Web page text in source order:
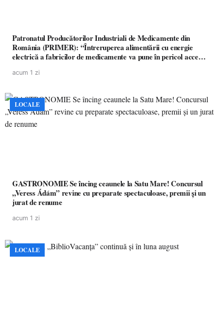
Patronatul Producătorilor Industriali de Medicamente din
România (PRIMER): “Întreruperea alimentării cu energie
electrică a fabricilor de medicamente va pune în pericol accesul
acum 1 zi
LOCALE
GASTRONOMIE Se încing ceaunele la Satu Mare! Concursul
„Veress Ádám” revine cu preparate spectaculoase, premii și un
jurat de renume
acum 1 zi
LOCALE